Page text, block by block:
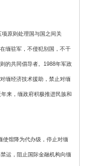
项原则处理国与国之间关
缅驻军，不侵犯别国，不干
的共同倡导者。1988年军政
缅经济技术援助，禁止对缅
来，缅政府积极推进民族和
使馆降为代办级，停止对缅
运，阻止国际金融机构向缅